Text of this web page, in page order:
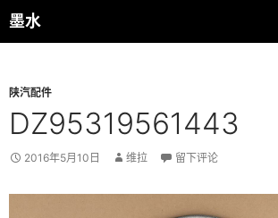
跳
至
墨水
搜
索
陕汽配件
DZ95319561443
2016年5月10日 维拉 留下评论